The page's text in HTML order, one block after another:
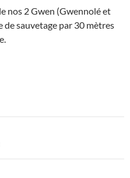
nos 2 Gwen (Gwennolé et
sauvetage par 30 mètres